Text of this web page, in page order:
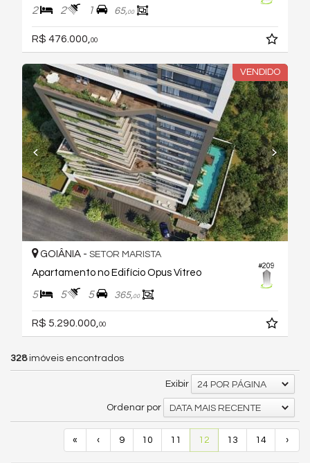
2 2 1 65,00
R$ 476.000, 00
VENDIDO
#209
GOIÂNIA - SETOR MARISTA
Apartamento no Edifício Opus Vitreo
5 5 5 365,00
R$ 5.290.000, 00
328imóveis encontrados
Exibir 24 POR PÁGINA
Ordenar por DATA MAIS RECENTE
« ‹ 9 10 11 12 13 14 ›